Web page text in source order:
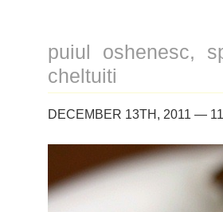
(campanie
puiul oshenesc,
cheltuiti
DECEMBER 13TH, 2011 —